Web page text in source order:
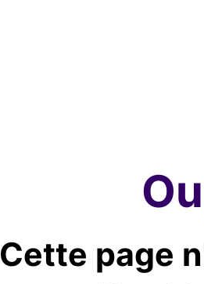
Cette page